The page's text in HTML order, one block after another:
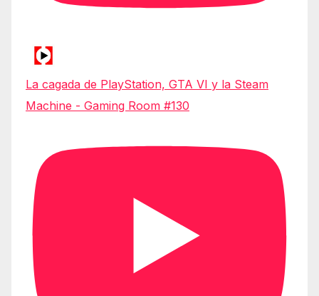
La cagada de PlayStation, GTA VI y la Steam
Machine - Gaming Room #130